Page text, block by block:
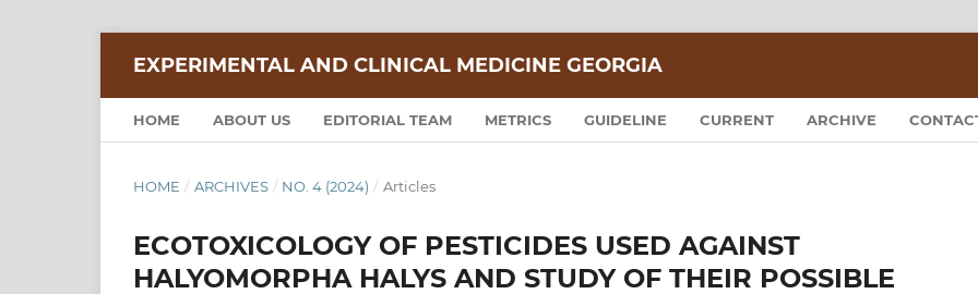
EXPERIMENTAL AND CLINICAL MEDICINE GEORGIA
HOME ABOUT US EDITORIAL TEAM METRICS GUIDELINE CURRENT ARCHIVE
HOME / ARCHIVES / NO. 4 (2024) / Articles
ECOTOXICOLOGY OF PESTICIDES USED AGAINST
HALYOMORPHA HALYS AND STUDY OF THEIR POSSIBLE